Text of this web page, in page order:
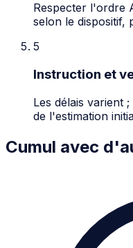
Respecter l'ordre
selon le dispositif,
5
Instruction et
Les délais varient
de l'estimation
Cumul avec